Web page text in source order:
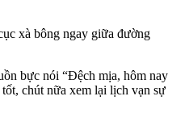
xà bông ngay giữa đường
bực nói “Đệch mịa, hôm nay
chút nữa xem lại lịch vạn sự